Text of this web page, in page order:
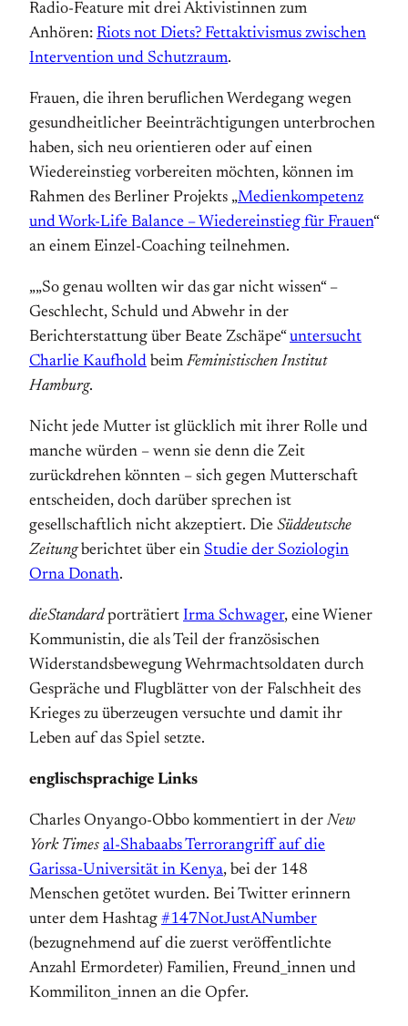
Radio-Feature mit drei Aktivistinnen zum
Anhören: Riots not Diets? Fettaktivismus zwischen
Intervention und Schutzraum.
Frauen, die ihren beruflichen Werdegang wegen
gesundheitlicher Beeinträchtigungen unterbrochen
haben, sich neu orientieren oder auf einen
Wiedereinstieg vorbereiten möchten, können im
Rahmen des Berliner Projekts „Medienkompetenz
und Work-Life Balance – Wiedereinstieg für Frauen“
an einem Einzel-Coaching teilnehmen.
„„So genau wollten wir das gar nicht wissen“ –
Geschlecht, Schuld und Abwehr in der
Berichterstattung über Beate Zschäpe“ untersucht
Charlie Kaufhold beim Feministischen Institut
Hamburg.
Nicht jede Mutter ist glücklich mit ihrer Rolle und
manche würden – wenn sie denn die Zeit
zurückdrehen könnten – sich gegen Mutterschaft
entscheiden, doch darüber sprechen ist
gesellschaftlich nicht akzeptiert. Die Süddeutsche
Zeitungberichtet über ein Studie der Soziologin
Orna Donath.
dieStandardporträtiert Irma Schwager, eine Wiener
Kommunistin, die als Teil der französischen
Widerstandsbewegung Wehrmachtsoldaten durch
Gespräche und Flugblätter von der Falschheit des
Krieges zu überzeugen versuchte und damit ihr
Leben auf das Spiel setzte.
englischsprachige Links
Charles Onyango-Obbo kommentiert in der New
York Times al-Shabaabs Terrorangriff auf die
Garissa-Universität in Kenya, bei der 148
Menschen getötet wurden. Bei Twitter erinnern
unter dem Hashtag #147NotJustANumber
(bezugnehmend auf die zuerst veröffentlichte
Anzahl Ermordeter) Familien, Freund_innen und
Kommiliton_innen an die Opfer.